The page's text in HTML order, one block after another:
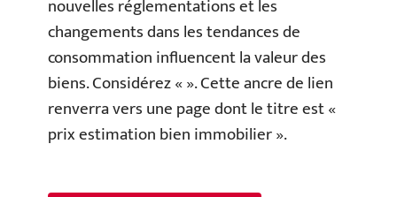
nouvelles réglementations et les
changements dans les tendances de
consommation influencent la valeur des
biens. Considérez « ». Cette ancre de lien
renverra vers une page dont le titre est «
prix estimation bien immobilier ».